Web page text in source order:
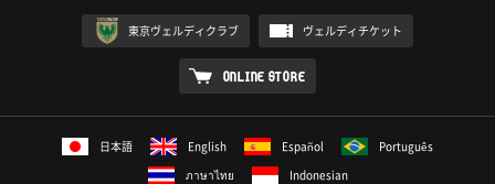
東京ヴェルディクラブ ヴェルディチケット
ONLINE STORE
日本語 English Español
Português
ภาษาไทย
Indonesian